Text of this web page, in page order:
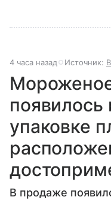
4 часа назад Источник:
появилось
упаковке
В продаже